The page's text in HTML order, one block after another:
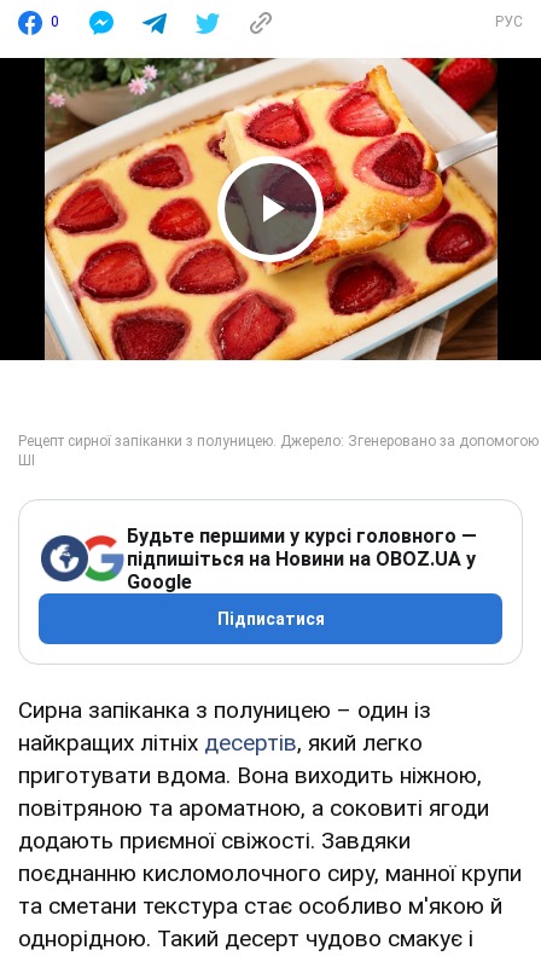
0 РУС
Play Video
Будьте першими у курсі головного —
підпишіться на Новини на OBOZ.UA у
Google
Підписатися
Сирна запіканка з полуницею – один із
найкращих літніх десертів, який легко
приготувати вдома. Вона виходить ніжною,
повітряною та ароматною, а соковиті ягоди
додають приємної свіжості. Завдяки
поєднанню кисломолочного сиру, манної крупи
та сметани текстура стає особливо м'якою й
однорідною. Такий десерт чудово смакує і